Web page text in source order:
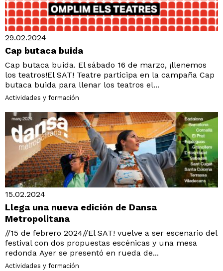
29.02.2024
Cap butaca buida
Cap butaca buida. El sábado 16 de marzo, ¡llenemos
los teatros!El SAT! Teatre participa en la campaña Cap
butaca buida para llenar los teatros el...
Actividades y formación
15.02.2024
Llega una nueva edición de Dansa
Metropolitana
//15 de febrero 2024//El SAT! vuelve a ser escenario del
festival con dos propuestas escénicas y una mesa
redonda Ayer se presentó en rueda de...
Actividades y formación